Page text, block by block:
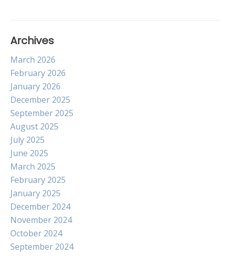
Archives
March 2026
February 2026
January 2026
December 2025
September 2025
August 2025
July 2025
June 2025
March 2025
February 2025
January 2025
December 2024
November 2024
October 2024
September 2024